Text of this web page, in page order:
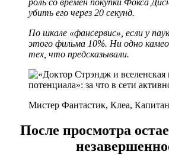
роль со времен покупки Фокса
убить его через 20 секунд.
По шкале «фансервис», если у
этого фильма 10%. Ни одно камео
тех, что предсказывали.
Мистер Фантастик, Клеа,
После просмотра